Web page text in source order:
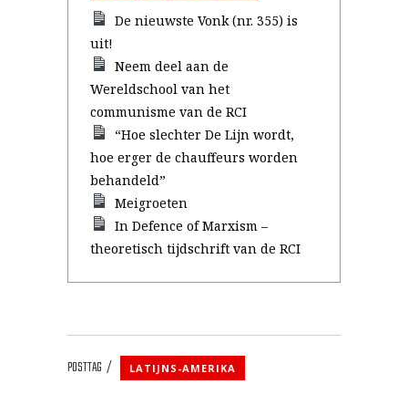
De nieuwste Vonk (nr. 355) is
uit!
Neem deel aan de
Wereldschool van het
communisme van de RCI
“Hoe slechter De Lijn wordt,
hoe erger de chauffeurs worden
behandeld”
Meigroeten
In Defence of Marxism –
theoretisch tijdschrift van de RCI
POSTTAG LATIJNS-AMERIKA